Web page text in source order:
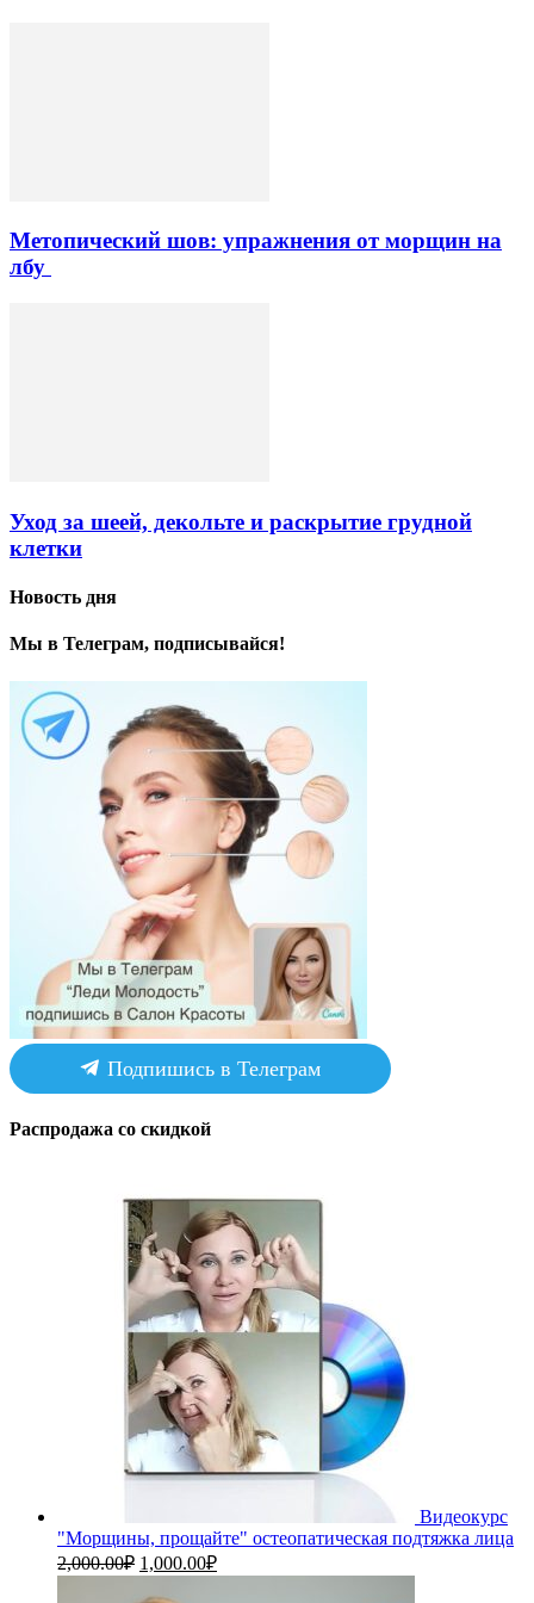
Метопический шов: упражнения от морщин на
лбу
Уход за шеей, декольте и раскрытие грудной
клетки
Новость дня
Мы в Телеграм, подписывайся!
Подпишись в Телеграм
Распродажа со скидкой
Видеокурс
"Морщины, прощайте" остеопатическая подтяжка лица
2,000.00₽ Первоначальная
цена
1,000.00₽Текущая
цена: